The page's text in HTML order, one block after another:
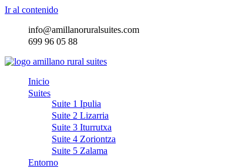
Ir al contenido
info@amillanoruralsuites.com
699 96 05 88
Inicio
Suites
Suite 1 Ipulia
Suite 2 Lizarria
Suite 3 Iturrutxa
Suite 4 Zoriontza
Suite 5 Zalama
Entorno